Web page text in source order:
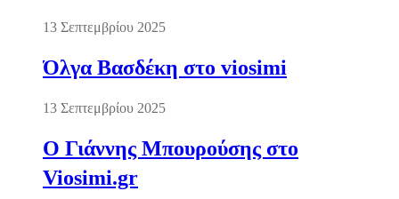
13 Σεπτεμβρίου 2025
Όλγα Βασδέκη στο viosimi
13 Σεπτεμβρίου 2025
Ο Γιάννης Μπουρούσης στο
Viosimi.gr